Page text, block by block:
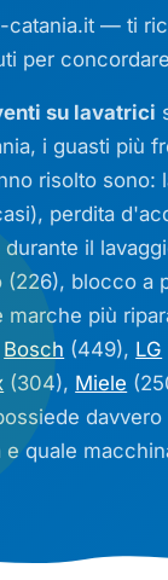
catania.it — ti
per
su lavatrici
i guasti più
risolto sono:
perdita
il
(226), blocco a
marche più
Bosch (449), LG
(304), Miele
davvero
quale